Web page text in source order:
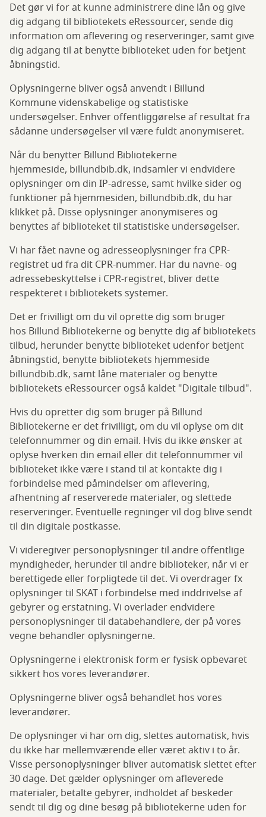
Det gør vi for at kunne administrere dine lån og give
dig adgang til bibliotekets eRessourcer, sende dig
information om aflevering og reserveringer, samt give
dig adgang til at benytte biblioteket uden for betjent
åbningstid.
Oplysningerne bliver også anvendt i Billund
Kommune videnskabelige og statistiske
undersøgelser. Enhver offentliggørelse af resultat fra
sådanne undersøgelser vil være fuldt anonymiseret.
Når du benytter Billund Bibliotekerne
hjemmeside, billundbib.dk, indsamler vi endvidere
oplysninger om din IP-adresse, samt hvilke sider og
funktioner på hjemmesiden, billundbib.dk, du har
klikket på. Disse oplysninger anonymiseres og
benyttes af biblioteket til statistiske undersøgelser.
Vi har fået navne og adresseoplysninger fra CPR-
registret ud fra dit CPR-nummer. Har du navne- og
adressebeskyttelse i CPR-registret, bliver dette
respekteret i bibliotekets systemer.
Det er frivilligt om du vil oprette dig som bruger
hos Billund Bibliotekerne og benytte dig af bibliotekets
tilbud, herunder benytte biblioteket udenfor betjent
åbningstid, benytte bibliotekets hjemmeside
billundbib.dk, samt låne materialer og benytte
bibliotekets eRessourcer også kaldet "Digitale tilbud".
Hvis du opretter dig som bruger på Billund
Bibliotekerne er det frivilligt, om du vil oplyse om dit
telefonnummer og din email. Hvis du ikke ønsker at
oplyse hverken din email eller dit telefonnummer vil
biblioteket ikke være i stand til at kontakte dig i
forbindelse med påmindelser om aflevering,
afhentning af reserverede materialer, og slettede
reserveringer. Eventuelle regninger vil dog blive sendt
til din digitale postkasse.
Vi videregiver personoplysninger til andre offentlige
myndigheder, herunder til andre biblioteker, når vi er
berettigede eller forpligtede til det. Vi overdrager fx
oplysninger til SKAT i forbindelse med inddrivelse af
gebyrer og erstatning. Vi overlader endvidere
personoplysninger til databehandlere, der på vores
vegne behandler oplysningerne.
Oplysningerne i elektronisk form er fysisk opbevaret
sikkert hos vores leverandører.
Oplysningerne bliver også behandlet hos vores
leverandører.
De oplysninger vi har om dig, slettes automatisk, hvis
du ikke har mellemværende eller været aktiv i to år.
Visse personoplysninger bliver automatisk slettet efter
30 dage. Det gælder oplysninger om afleverede
materialer, betalte gebyrer, indholdet af beskeder
sendt til dig og dine besøg på bibliotekerne uden for